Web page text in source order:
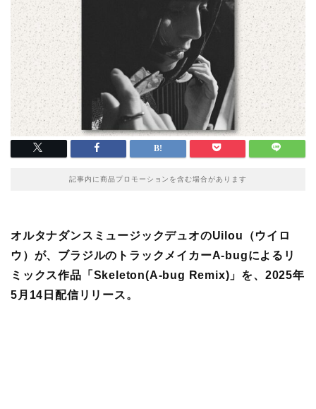
記事内に商品プロモーションを含む場合があります
オルタナダンスミュージックデュオのUilou（ウイロ
ウ）が、ブラジルのトラックメイカーA-bugによるリ
ミックス作品「Skeleton(A-bug Remix)」を、2025年
5月14日配信リリース。